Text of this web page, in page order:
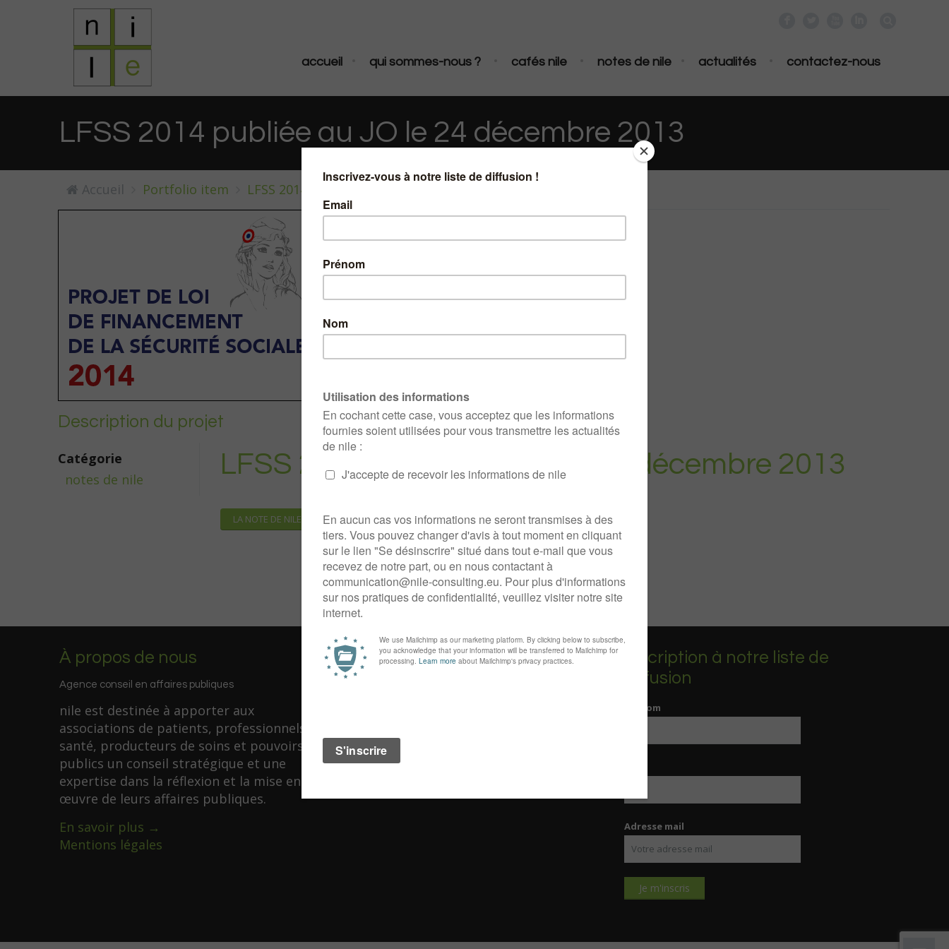
accueil qui sommes-nous ? cafés nile notes de nile actualités contactez-nous
LFSS 2014 publiée au JO le 24 décembre 2013
Accueil Portfolio item LFSS 2014 publiée au JO le 24 décembre 2013 - nile
Description du projet
Catégorie
notes de nile
LFSS 2014 publiée au JO le 24 décembre 2013
LA NOTE DE NILE
À propos de nous
Agence conseil en affaires publiques
nile est destinée à apporter aux
associations de patients, professionnels de
santé, producteurs de soins et pouvoirs
publics un conseil stratégique et une
expertise dans la réflexion et la mise en
œuvre de leurs affaires publiques.
En savoir plus →
Mentions légales
Tweets récents
Inscription à notre liste de
diffusion
Prénom
Adresse mail